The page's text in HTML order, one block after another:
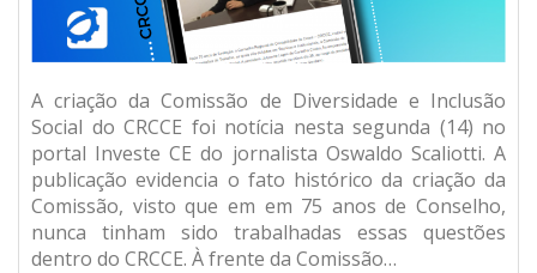
A criação da Comissão de Diversidade e Inclusão
Social do CRCCE foi notícia nesta segunda (14) no
portal Investe CE do jornalista Oswaldo Scaliotti. A
publicação evidencia o fato histórico da criação da
Comissão, visto que em em 75 anos de Conselho,
nunca tinham sido trabalhadas essas questões
dentro do CRCCE. À frente da Comissão…